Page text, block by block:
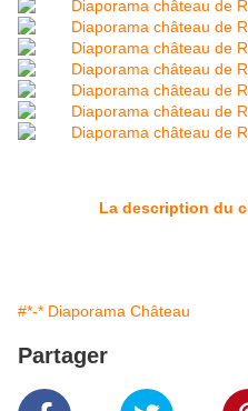
La description du
#*-* Diaporama Château
Partager